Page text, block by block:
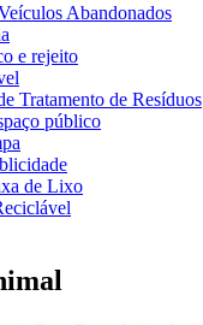
Abandonados
e rejeito
Tratamento de Resíduos
público
de Lixo